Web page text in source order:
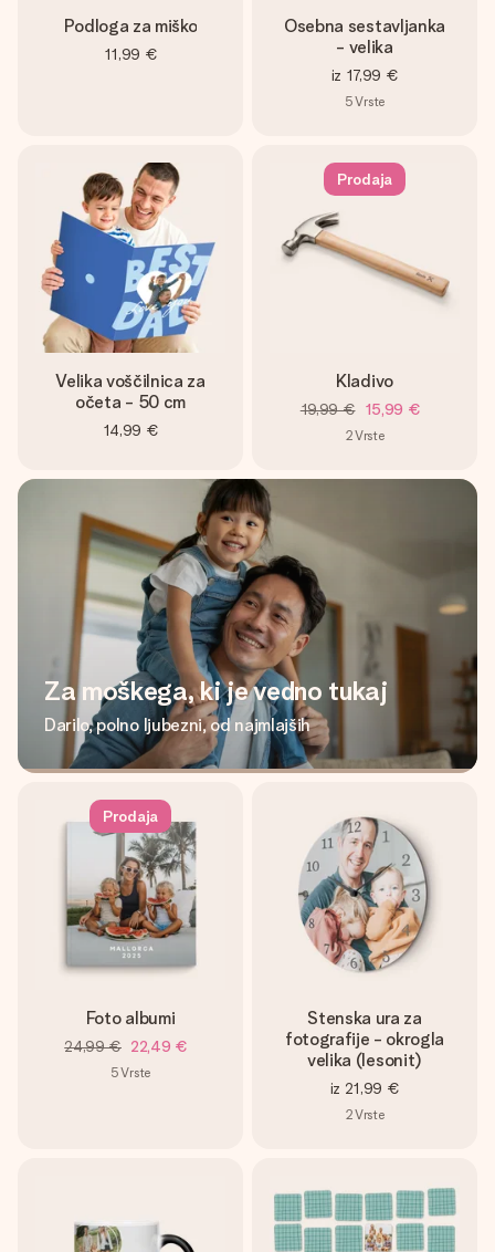
Podloga za miško
11,99 €
Osebna sestavljanka
- velika
iz 17,99 €
5Vrste
Velika voščilnica za
očeta - 50 cm
14,99 €
Prodaja
Kladivo
19,99 € 15,99 €
2Vrste
Za moškega, ki je vedno tukaj
Darilo, polno ljubezni, od najmlajših
Prodaja
Foto albumi
24,99 € 22,49 €
5Vrste
Stenska ura za
fotografije - okrogla
velika (lesonit)
iz 21,99 €
2Vrste